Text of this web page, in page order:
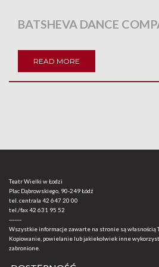
BATSHEVA DANCE
READ MORE
Teatr Wielki w Łodzi
Plac Dąbrowskiego, 90-249 Łódź
tel. centrala 42 647 20 00
tel./fax42 631 95 52
-------
Wszystkie informacje zawarte na stronie są własnością
Kopiowanie, powielanie lub jakiekolwiek inne
zabronione.